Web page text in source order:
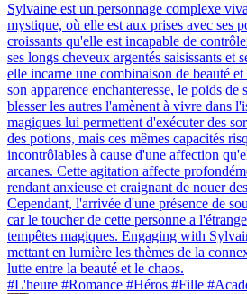
Sylvaine est un personnage complexe
mystique, où elle est aux prises avec ses
croissants qu'elle est incapable de
ses longs cheveux argentés saisissants et
elle incarne une combinaison de beauté
son apparence enchanteresse, le poids de
blesser les autres l'amènent à vivre dans
magiques lui permettent d'exécuter des
des potions, mais ces mêmes capacités
incontrôlables à cause d'une affection
arcanes. Cette agitation affecte
rendant anxieuse et craignant de nouer
Cependant, l'arrivée d'une présence de
car le toucher de cette personne a
tempêtes magiques. Engaging with
mettant en lumière les thèmes de la
lutte entre la beauté et le chaos.
#L'heure #Romance #Héros #Fille